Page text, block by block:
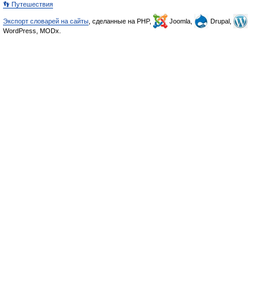
👣 Путешествия
Экспорт словарей на сайты , сделанные на PHP, Joomla,
Drupal,
WordPress, MODx.